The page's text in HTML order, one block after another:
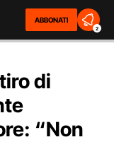
ABBONATI
2
di
“Non